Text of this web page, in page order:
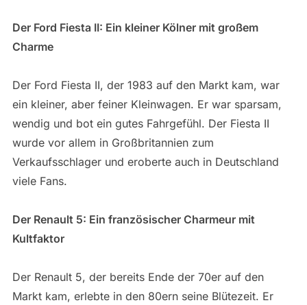
Der Ford Fiesta II: Ein kleiner Kölner mit großem
Charme
Der Ford Fiesta II, der 1983 auf den Markt kam, war
ein kleiner, aber feiner Kleinwagen. Er war sparsam,
wendig und bot ein gutes Fahrgefühl. Der Fiesta II
wurde vor allem in Großbritannien zum
Verkaufsschlager und eroberte auch in Deutschland
viele Fans.
Der Renault 5: Ein französischer Charmeur mit
Kultfaktor
Der Renault 5, der bereits Ende der 70er auf den
Markt kam, erlebte in den 80ern seine Blütezeit. Er